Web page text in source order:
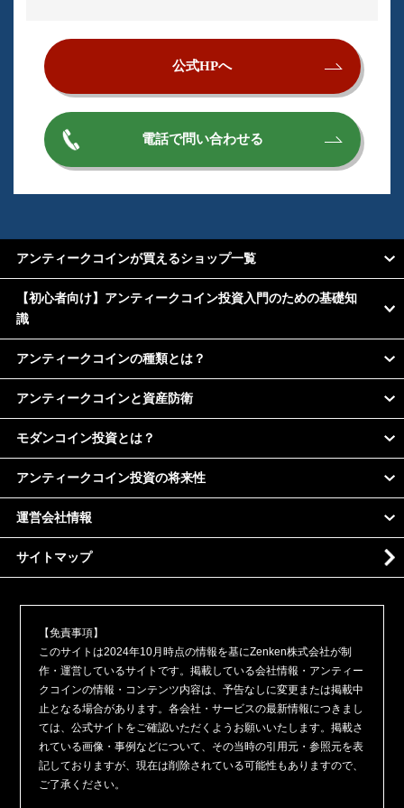
公式HPへ
電話で問い合わせる
アンティークコインが買えるショップ一覧
【初心者向け】アンティークコイン投資入門のための基礎知
識
アンティークコインの種類とは？
アンティークコインと資産防衛
モダンコイン投資とは？
アンティークコイン投資の将来性
運営会社情報
サイトマップ
【免責事項】
このサイトは2024年10月時点の情報を基にZenken株式会社が制
作・運営しているサイトです。掲載している会社情報・アンティー
クコインの情報・コンテンツ内容は、予告なしに変更または掲載中
止となる場合があります。各会社・サービスの最新情報につきまし
ては、公式サイトをご確認いただくようお願いいたします。掲載さ
れている画像・事例などについて、その当時の引用元・参照元を表
記しておりますが、現在は削除されている可能性もありますので、
ご了承ください。